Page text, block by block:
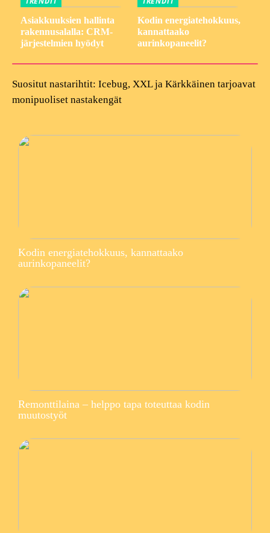
Asiakkuuksien hallinta
rakennusalalla: CRM-
järjestelmien hyödyt
Kodin energiatehokkuus,
kannattaako
aurinkopaneelit?
Suositut nastarihtit: Icebug, XXL ja Kärkkäinen tarjoavat
monipuoliset nastakengät
Kodin energiatehokkuus, kannattaako
aurinkopaneelit?
Remonttilaina – helppo tapa toteuttaa kodin
muutostyöt